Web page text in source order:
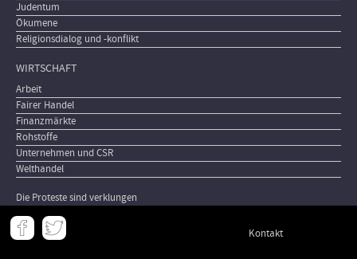
Judentum
Ökumene
Religionsdialog und -konflikt
WIRTSCHAFT
Arbeit
Fairer Handel
Finanzmärkte
Rohstoffe
Unternehmen und CSR
Welthandel
Die Proteste sind verklungen
Meta
- Kontakt